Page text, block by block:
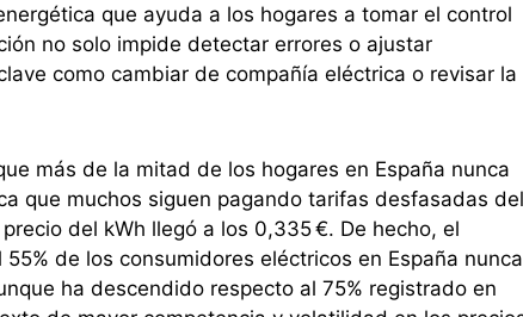
que ayuda a los hogares a tomar el control
no solo impide detectar errores o ajustar
como cambiar de compañía eléctrica o revisar la
más de la mitad de los hogares en España nunca
que muchos siguen pagando tarifas desfasadas del
del kWh llegó a los 0,335 €. De hecho, el
de los consumidores eléctricos en España nunca
ha descendido respecto al 75% registrado en